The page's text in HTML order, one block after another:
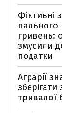
Фіктивні
пального
гривень:
змусили
податки
Аграрії
тривалої